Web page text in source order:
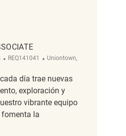
Associate REQ135980
Associate
ReqId
REQ141041 Ubicación
Uniontown,
día trae nuevas
exploración y
vibrante equipo
la